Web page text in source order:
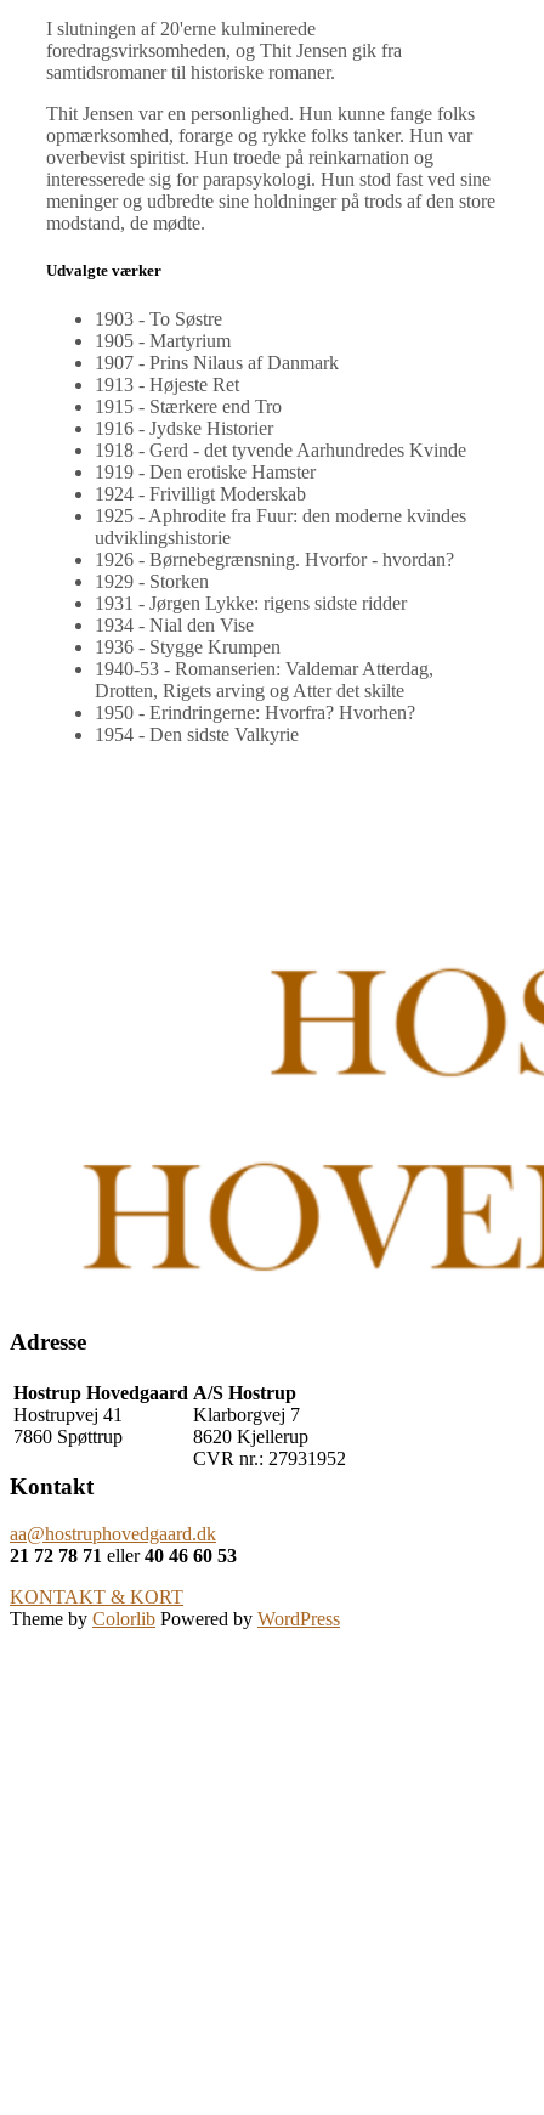
I slutningen af 20'erne kulminerede
foredragsvirksomheden, og Thit Jensen gik fra
samtidsromaner til historiske romaner.
Thit Jensen var en personlighed. Hun kunne fange folks
opmærksomhed, forarge og rykke folks tanker. Hun var
overbevist spiritist. Hun troede på reinkarnation og
interesserede sig for parapsykologi. Hun stod fast ved sine
meninger og udbredte sine holdninger på trods af den store
modstand, de mødte.
Udvalgte værker
1903 - To Søstre
1905 - Martyrium
1907 - Prins Nilaus af Danmark
1913 - Højeste Ret
1915 - Stærkere end Tro
1916 - Jydske Historier
1918 - Gerd - det tyvende Aarhundredes Kvinde
1919 - Den erotiske Hamster
1924 - Frivilligt Moderskab
1925 - Aphrodite fra Fuur: den moderne kvindes
udviklingshistorie
1926 - Børnebegrænsning. Hvorfor - hvordan?
1929 - Storken
1931 - Jørgen Lykke: rigens sidste ridder
1934 - Nial den Vise
1936 - Stygge Krumpen
1940-53 - Romanserien: Valdemar Atterdag,
Drotten, Rigets arving og Atter det skilte
1950 - Erindringerne: Hvorfra? Hvorhen?
1954 - Den sidste Valkyrie
Adresse
Hostrup Hovedgaard
Hostrupvej 41
7860 Spøttrup
A/S Hostrup
Klarborgvej 7
8620 Kjellerup
CVR nr.: 27931952
Kontakt
aa@hostruphovedgaard.dk
21 72 78 71 eller40 46 60 53
KONTAKT & KORT
Theme by Colorlib Powered by WordPress